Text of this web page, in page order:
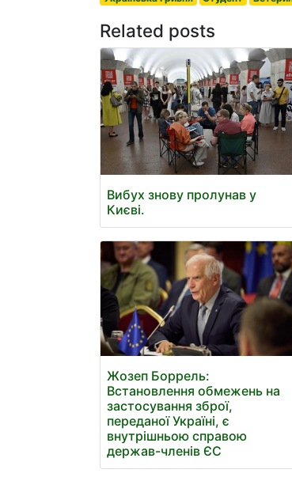
Related posts
Вибух знову пролунав у
Києві.
Жозеп Боррель:
Встановлення обмежень на
застосування зброї,
переданої Україні, є
внутрішньою справою
держав-членів ЄС